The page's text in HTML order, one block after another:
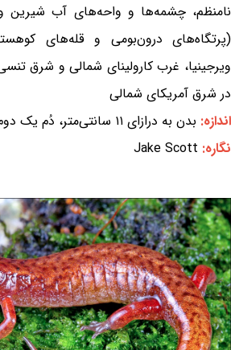
نامنظم، چشمه‌ها و واحه‌های آب شیرین
(پرتگاه‌های درون‌بومی و قله‌های
ویرجینیا، غرب کارولینای شمالی و شرق
در شرق آمریکای شمالی
اندازه: بدن به درازای ۱۱ سانتی‌متر، دُم یک دوم درازای بدن
نگاره: Jake Scott